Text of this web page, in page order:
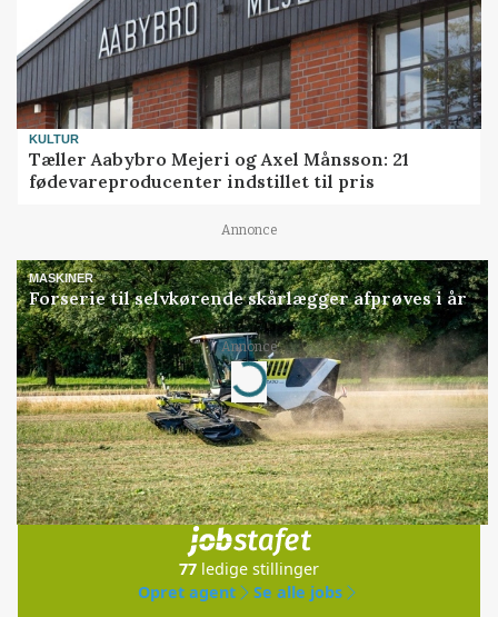
KULTUR
Tæller Aabybro Mejeri og Axel Månsson: 21
fødevareproducenter indstillet til pris
Annonce
MASKINER
Forserie til selvkørende skårlægger afprøves i år
Annonce
Loading...
Jobs
i samarbejde med
77 ledige stillinger
Opret agent
Se alle jobs